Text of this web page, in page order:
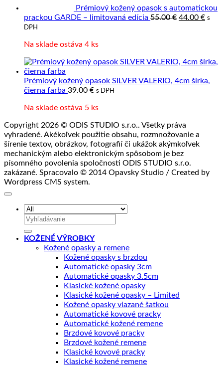
spracovanie
Prémiový kožený opasok s automatickou
prackou GARDE – limitovaná edícia 55.00€ Pôvodná
44.00 € s
DPH
Na sklade ostáva 4 ks
Prémiový kožený opasok SILVER VALERIO, 4cm šírka,
čierna farba 39.00 € s DPH
Na sklade ostáva 5 ks
Copyright 2026 © ODIS STUDIO s.r.o.. Všetky práva
vyhradené. Akékoľvek použitie obsahu, rozmnožovanie a
šírenie textov, obrázkov, fotografií či ukážok akýmkoľvek
mechanickým alebo elektronickým spôsobom je bez
písomného povolenia spoločnosti ODIS STUDIO s.r.o.
zakázané. Spracovalo © 2014 Opavsky Studio / Created by
Wordpress CMS system.
Hľadať:
KOŽENÉ VÝROBKY
Kožené opasky a remene
Kožené opasky s brzdou
Automatické opasky 3cm
Automatické opasky 3.5cm
Klasické kožené opasky
Klasické kožené opasky – Limited
Kožené opasky viazané šatkou
Automatické kovové pracky
Automatické kožené remene
Brzdové kovové pracky
Brzdové kožené remene
Klasické kovové pracky
Klasické kožené remene